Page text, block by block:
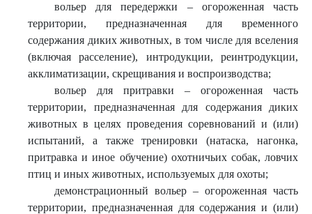
вольер для передержки – огороженная часть
территории, предназначенная для временного
содержания диких животных, в том числе для вселения
(включая расселение), интродукции, реинтродукции,
акклиматизации, скрещивания и воспроизводства;
вольер для притравки – огороженная часть
территории, предназначенная для содержания диких
животных в целях проведения соревнований и (или)
испытаний, а также тренировки (натаска, нагонка,
притравка и иное обучение) охотничьих собак, ловчих
птиц и иных животных, используемых для охоты;
демонстрационный вольер – огороженная часть
территории, предназначенная для содержания и (или)